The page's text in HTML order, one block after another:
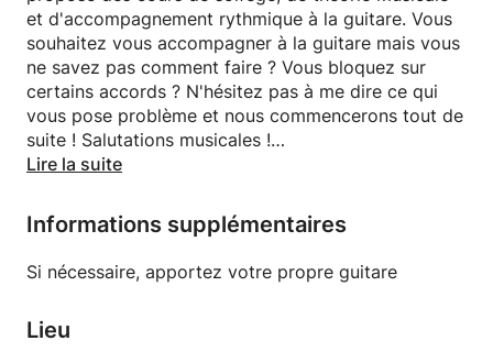
et d'accompagnement rythmique à la guitare. Vous
souhaitez vous accompagner à la guitare mais vous
ne savez pas comment faire ? Vous bloquez sur
certains accords ? N'hésitez pas à me dire ce qui
vous pose problème et nous commencerons tout de
suite ! Salutations musicales !
- théorie des accords
- Les bases du solfège à la guitare
Lire la suite
Informations supplémentaires
Si nécessaire, apportez votre propre guitare
Lieu